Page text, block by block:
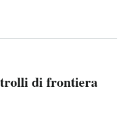
di frontiera